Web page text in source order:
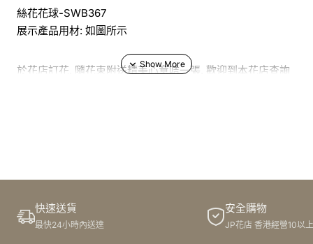
絲花花球-SWB367
展示產品用材: 如圖所示
於花店訂花, 隨花束附送精美心意咭一張, 歡迎到本花店查詢
快速送貨
最快24小時內送達
安全購物
JP花店 香港經營10以